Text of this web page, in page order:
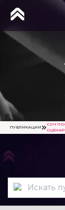
ПУБЛИКАЦИИ
СОЧ